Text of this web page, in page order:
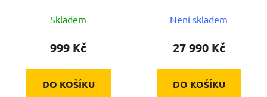
Skladem
999 Kč
DO KOŠÍKU
Není skladem
27 990 Kč
DO KOŠÍKU